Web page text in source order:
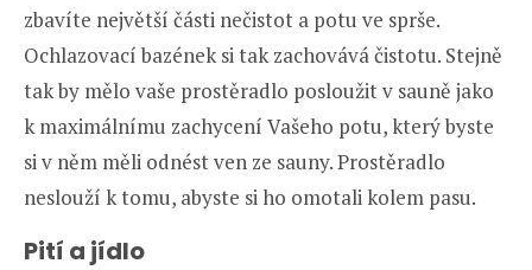
zbavíte největší části nečistot a potu ve sprše.
Ochlazovací bazének si tak zachovává čistotu. Stejně
tak by mělo vaše prostěradlo posloužit v sauně jako
k maximálnímu zachycení Vašeho potu, který byste
si v něm měli odnést ven ze sauny. Prostěradlo
neslouží k tomu, abyste si ho omotali kolem pasu.
Pití a jídlo